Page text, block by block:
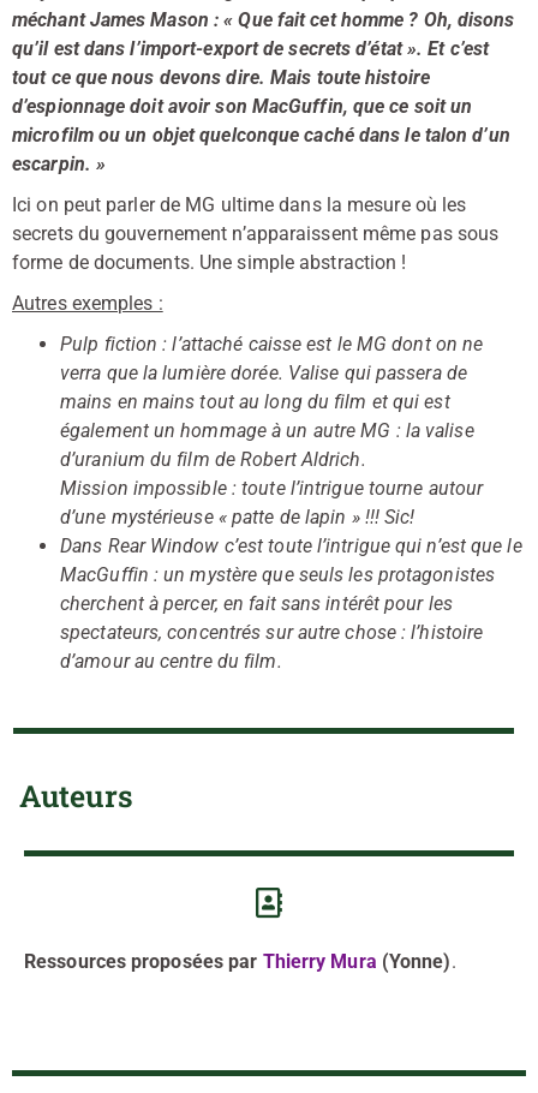
méchant James Mason : « Que fait cet homme ? Oh, disons
qu’il est dans l’import-export de secrets d’état ». Et c’est
tout ce que nous devons dire. Mais toute histoire
d’espionnage doit avoir son MacGuffin, que ce soit un
microfilm ou un objet quelconque caché dans le talon d’un
escarpin. »
Ici on peut parler de MG ultime dans la mesure où les
secrets du gouvernement n’apparaissent même pas sous
forme de documents. Une simple abstraction !
Autres exemples :
Pulp fiction : l’attaché caisse est le MG dont on ne
verra que la lumière dorée. Valise qui passera de
mains en mains tout au long du film et qui est
également un hommage à un autre MG : la valise
d’uranium du film de Robert Aldrich.
Mission impossible : toute l’intrigue tourne autour
d’une mystérieuse « patte de lapin » !!! Sic!
Dans Rear Window c’est toute l’intrigue qui n’est que le
MacGuffin : un mystère que seuls les protagonistes
cherchent à percer, en fait sans intérêt pour les
spectateurs, concentrés sur autre chose : l’histoire
d’amour au centre du film.
Auteurs
Ressources proposées par Thierry Mura (Yonne).